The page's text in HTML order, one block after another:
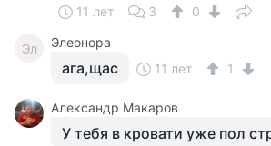
11 лет 3 0
Эл Элеонора
ага,щас 11 лет 1
Александр Макаров
У тебя в кровати уже пол